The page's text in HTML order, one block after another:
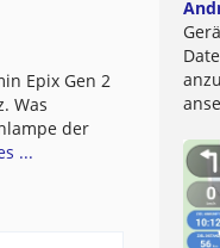
Epix Gen 2
Was
der
...